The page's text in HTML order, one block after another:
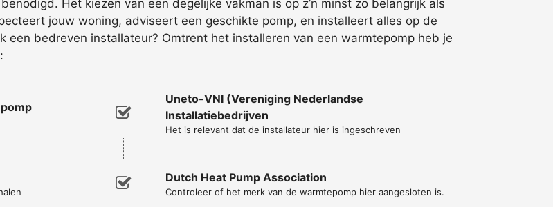
Het kiezen van een degelijke vakman is op z’n minst zo belangrijk als
jouw woning, adviseert een geschikte pomp, en installeert alles op de
een bedreven installateur? Omtrent het installeren van een warmtepomp heb je
Uneto-VNI (Vereniging Nederlandse
Installatiebedrijven
Het is relevant dat de installateur hier is ingeschreven
Dutch Heat Pump Association
Controleer of het merk van de warmtepomp hier aangesloten is.